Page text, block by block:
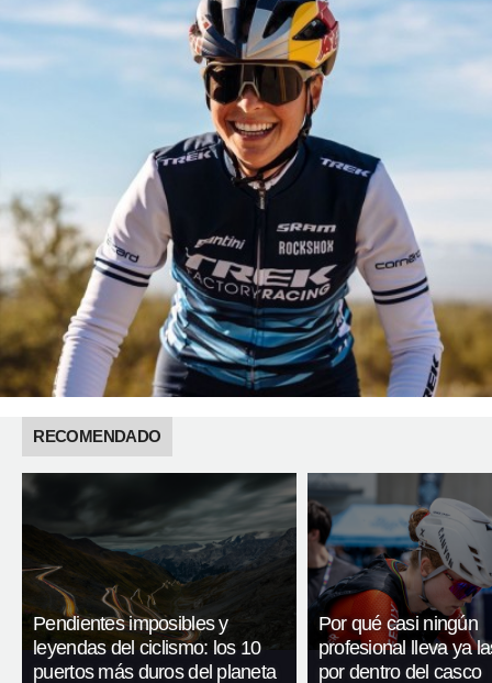
RECOMENDADO
Pendientes imposibles y
leyendas del ciclismo: los 10
puertos más duros del planeta
Por qué casi ningún
profesional lleva ya
por dentro del casco